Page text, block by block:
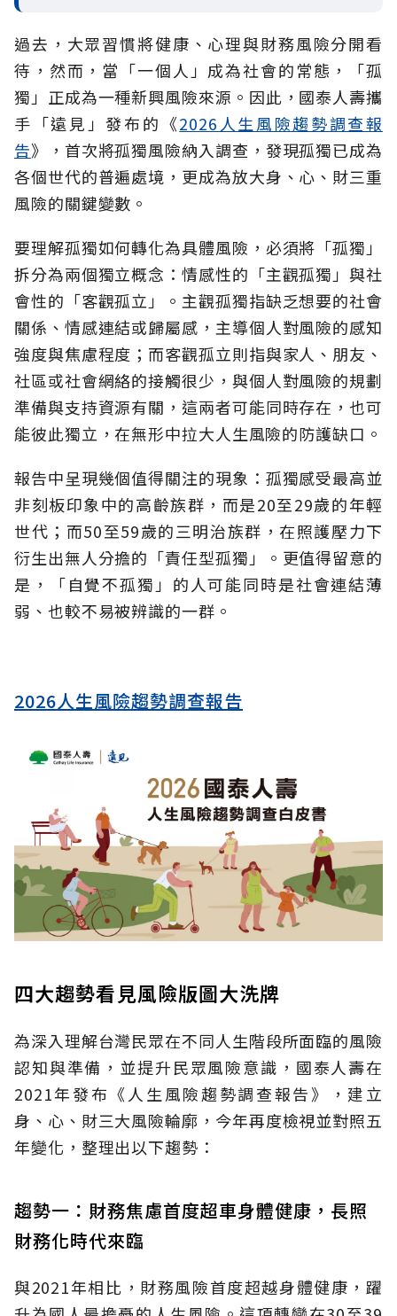
過去，大眾習慣將健康、心理與財務風險分開看
待，然而，當「一個人」成為社會的常態，「孤
獨」正成為一種新興風險來源。因此，國泰人壽攜
手「遠見」發布的《2026人生風險趨勢調查報
告》，首次將孤獨風險納入調查，發現孤獨已成為
各個世代的普遍處境，更成為放大身、心、財三重
風險的關鍵變數。
要理解孤獨如何轉化為具體風險，必須將「孤獨」
拆分為兩個獨立概念：情感性的「主觀孤獨」與社
會性的「客觀孤立」。主觀孤獨指缺乏想要的社會
關係、情感連結或歸屬感，主導個人對風險的感知
強度與焦慮程度；而客觀孤立則指與家人、朋友、
社區或社會網絡的接觸很少，與個人對風險的規劃
準備與支持資源有關，這兩者可能同時存在，也可
能彼此獨立，在無形中拉大人生風險的防護缺口。
報告中呈現幾個值得關注的現象：孤獨感受最高並
非刻板印象中的高齡族群，而是20至29歲的年輕
世代；而50至59歲的三明治族群，在照護壓力下
衍生出無人分擔的「責任型孤獨」。更值得留意的
是，「自覺不孤獨」的人可能同時是社會連結薄
弱、也較不易被辨識的一群。
2026人生風險趨勢調查報告
四大趨勢看見風險版圖大洗牌
為深入理解台灣民眾在不同人生階段所面臨的風險
認知與準備，並提升民眾風險意識，國泰人壽在
2021年發布《人生風險趨勢調查報告》，建立
身、心、財三大風險輪廓，今年再度檢視並對照五
年變化，整理出以下趨勢：
趨勢一：財務焦慮首度超車身體健康，長照
財務化時代來臨
與2021年相比，財務風險首度超越身體健康，躍